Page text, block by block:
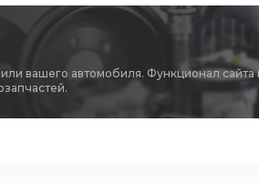
вашего автомобиля. Функционал сайта